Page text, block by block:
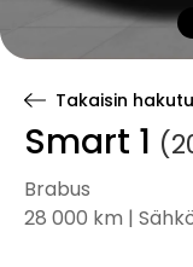
Takaisin
Smart 1
Brabus
28 000 km |